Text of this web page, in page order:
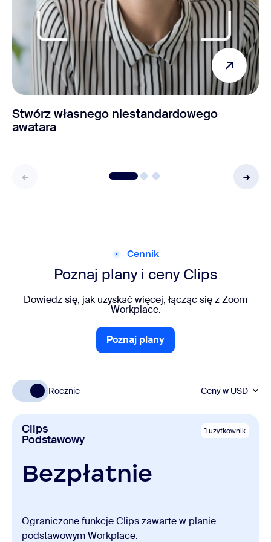
Stwórz własnego niestandardowego
awatara
Cennik
Poznaj plany i ceny Clips
Dowiedz się, jak uzyskać więcej, łącząc się z Zoom
Workplace.
Poznaj plany
Poznaj plany
Rocznie Ceny w USD
Clips
Podstawowy
1 użytkownik
Bezpłatnie
Ograniczone funkcje Clips zawarte w planie
podstawowym Workplace.